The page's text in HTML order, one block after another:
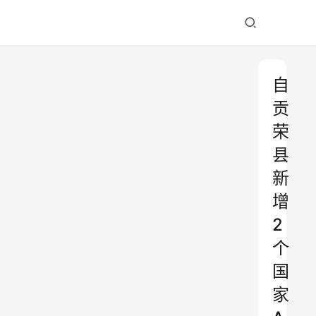
自
贡
荣
县
新
增
2
个
国
家